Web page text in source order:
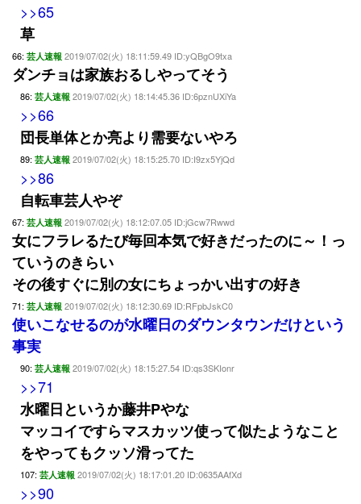
>>65
草
66: 芸人速報 2019/07/02(火) 18:11:59.49 ID:yQBgO9txa
ダンチョは家族おるしやってそう
86: 芸人速報 2019/07/02(火) 18:14:45.36 ID:6pznUXiYa
>>66
団長単体とか亮より需要ないやろ
89: 芸人速報 2019/07/02(火) 18:15:25.70 ID:I9zx5YjQd
>>86
自転車芸人やぞ
67: 芸人速報 2019/07/02(火) 18:12:07.05 ID:jGcw7Rwwd
女にフラレるたび毎回本気で好きだったのに～！っ
ていうのきらい
その後すぐに別の女にちょっかい出すの好き
71: 芸人速報 2019/07/02(火) 18:12:30.69 ID:RFpbJskC0
使いこなせるのが水曜日のダウンタウンだけという
事実
90: 芸人速報 2019/07/02(火) 18:15:27.54 ID:qs3SKIonr
>>71
水曜日というか藤井Pやな
マッコイですらマスカッツ使って似たようなこと
をやってもクッソ滑ってた
107: 芸人速報 2019/07/02(火) 18:17:01.20 ID:0635AAfXd
>>90